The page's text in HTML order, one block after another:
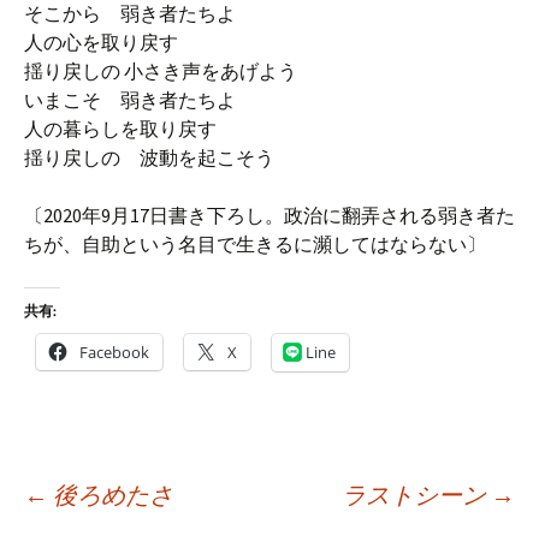
そこから 弱き者たちよ
人の心を取り戻す
揺り戻しの 小さき声をあげよう
いまこそ 弱き者たちよ
人の暮らしを取り戻す
揺り戻しの 波動を起こそう
〔2020年9月17日書き下ろし。政治に翻弄される弱き者た
ちが、自助という名目で生きるに瀕してはならない〕
共有:
Facebook X Line
← 後ろめたさ ラストシーン →